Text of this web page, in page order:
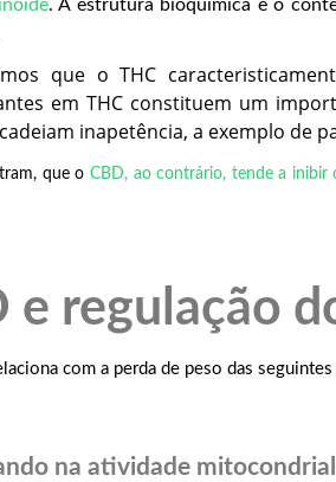
. A estrutura bioquímica e o
que o THC
em THC constituem um
inapetência, a exemplo de
que oCBD, ao contrário, tende a inibir
e regulação
com a perda de peso das seguintes
na atividade